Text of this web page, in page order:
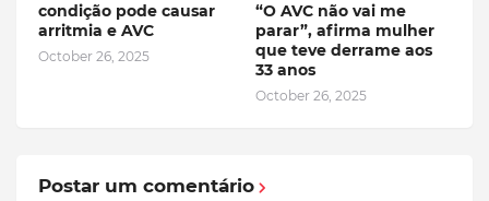
condição pode causar
arritmia e AVC
October 26, 2025
“O AVC não vai me
parar”, afirma mulher
que teve derrame aos
33 anos
October 26, 2025
Postar um comentário